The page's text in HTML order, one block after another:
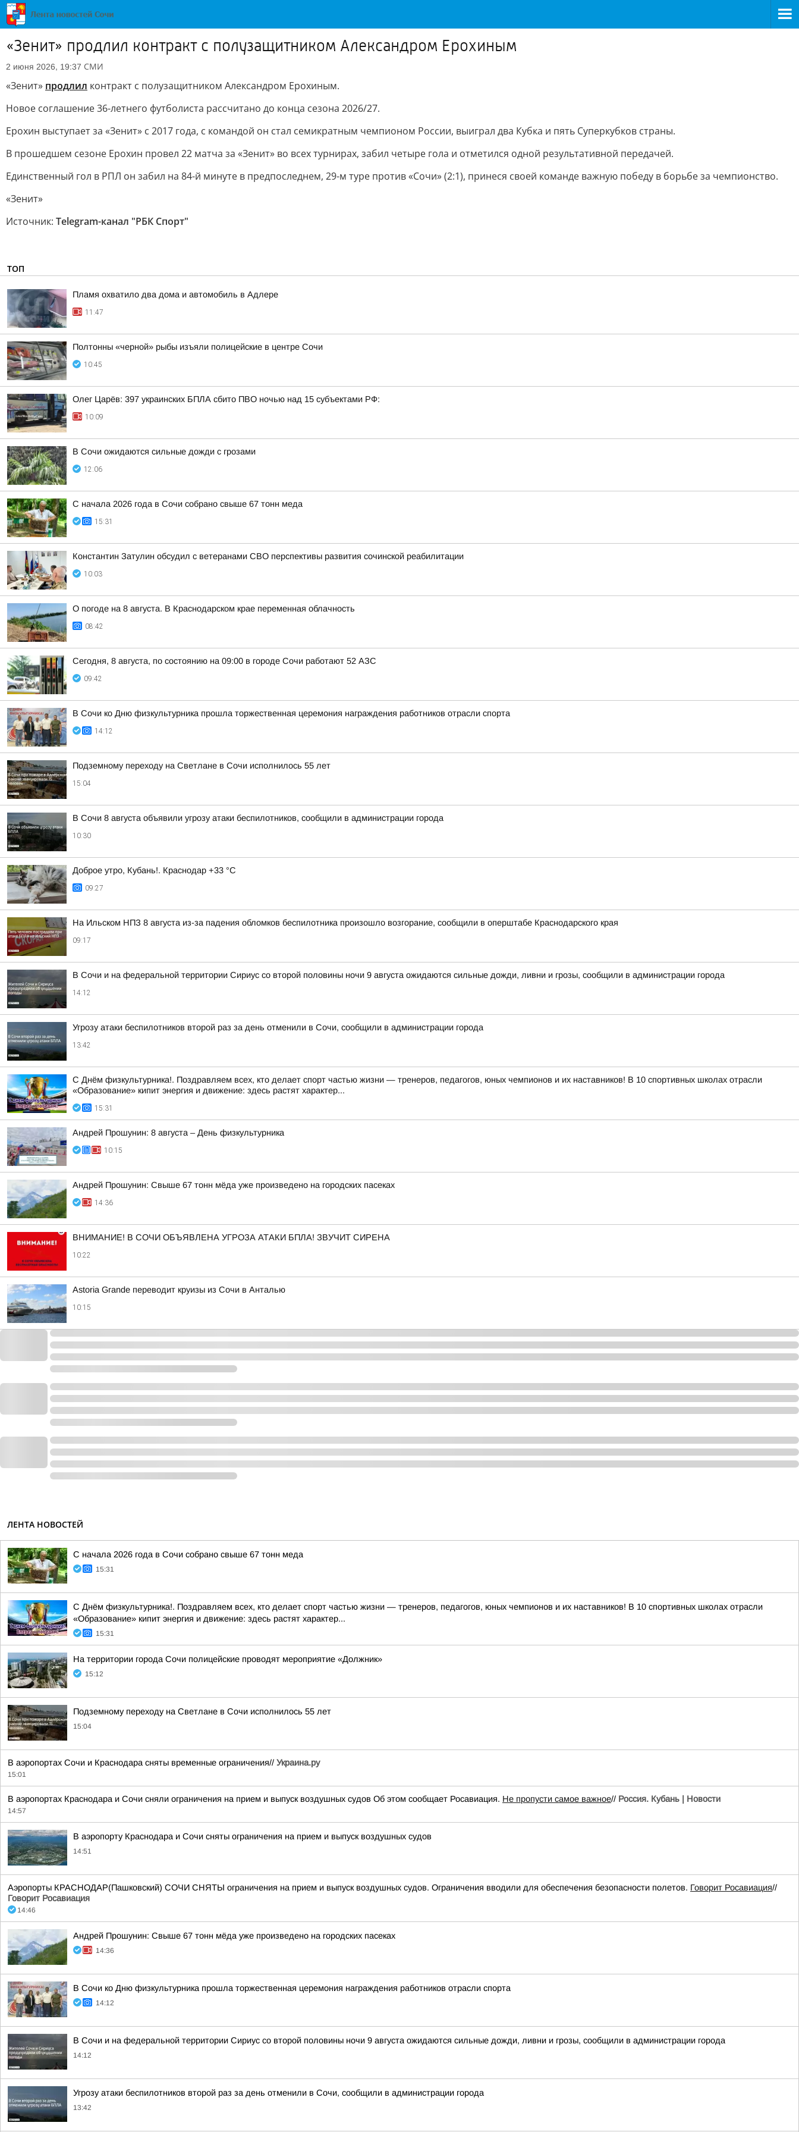
«Зенит» продлил контракт с полузащитником Александром Ерохиным
2 июня 2026, 19:37 СМИ
«Зенит» продлил контракт с полузащитником Александром Ерохиным.
Новое соглашение 36-летнего футболиста рассчитано до конца сезона 2026/27.
Ерохин выступает за «Зенит» с 2017 года, с командой он стал семикратным чемпионом России, выиграл два Кубка и пять Суперкубков страны.
В прошедшем сезоне Ерохин провел 22 матча за «Зенит» во всех турнирах, забил четыре гола и отметился одной результативной передачей.
Единственный гол в РПЛ он забил на 84-й минуте в предпоследнем, 29-м туре против «Сочи» (2:1), принеся своей команде важную победу в борьбе за чемпионство.
«Зенит»
Источник: Telegram-канал "РБК Спорт"
ТОП
Пламя охватило два дома и автомобиль в Адлере
11:47
Полтонны «черной» рыбы изъяли полицейские в центре Сочи
10:45
Олег Царёв: 397 украинских БПЛА сбито ПВО ночью над 15 субъектами РФ:
10:09
В Сочи ожидаются сильные дожди с грозами
12:06
С начала 2026 года в Сочи собрано свыше 67 тонн меда
15:31
Константин Затулин обсудил с ветеранами СВО перспективы развития сочинской реабилитации
10:03
О погоде на 8 августа. В Краснодарском крае переменная облачность
08:42
Сегодня, 8 августа, по состоянию на 09:00 в городе Сочи работают 52 АЗС
09:42
В Сочи ко Дню физкультурника прошла торжественная церемония награждения работников отрасли спорта
14:12
Подземному переходу на Светлане в Сочи исполнилось 55 лет
15:04
В Сочи 8 августа объявили угрозу атаки беспилотников, сообщили в администрации города
10:30
Доброе утро, Кубань!. Краснодар +33 °С
09:27
На Ильском НПЗ 8 августа из-за падения обломков беспилотника произошло возгорание, сообщили в оперштабе Краснодарского края
09:17
В Сочи и на федеральной территории Сириус со второй половины ночи 9 августа ожидаются сильные дожди, ливни и грозы, сообщили в администрации города
14:12
Угрозу атаки беспилотников второй раз за день отменили в Сочи, сообщили в администрации города
13:42
С Днём физкультурника!. Поздравляем всех, кто делает спорт частью жизни — тренеров, педагогов, юных чемпионов и их наставников! В 10 спортивных школах отрасли
«Образование» кипит энергия и движение: здесь растят характер...
15:31
Андрей Прошунин: 8 августа – День физкультурника
10:15
Андрей Прошунин: Свыше 67 тонн мёда уже произведено на городских пасеках
14:36
ВНИМАНИЕ! В СОЧИ ОБЪЯВЛЕНА УГРОЗА АТАКИ БПЛА! ЗВУЧИТ СИРЕНА
10:22
Astoria Grande переводит круизы из Сочи в Анталью
10:15
ЛЕНТА НОВОСТЕЙ
С начала 2026 года в Сочи собрано свыше 67 тонн меда
15:31
С Днём физкультурника!. Поздравляем всех, кто делает спорт частью жизни — тренеров, педагогов, юных чемпионов и их наставников! В 10 спортивных школах отрасли
«Образование» кипит энергия и движение: здесь растят характер...
15:31
На территории города Сочи полицейские проводят мероприятие «Должник»
15:12
Подземному переходу на Светлане в Сочи исполнилось 55 лет
15:04
В аэропортах Сочи и Краснодара сняты временные ограничения// Украина.ру
15:01
В аэропортах Краснодара и Сочи сняли ограничения на прием и выпуск воздушных судов Об этом сообщает Росавиация. Не пропусти самое важное// Россия. Кубань | Новости
14:57
В аэропорту Краснодара и Сочи сняты ограничения на прием и выпуск воздушных судов
14:51
Аэропорты КРАСНОДАР(Пашковский) СОЧИ СНЯТЫ ограничения на прием и выпуск воздушных судов. Ограничения вводили для обеспечения безопасности полетов. Говорит Росавиация//
Говорит Росавиация
14:46
Андрей Прошунин: Свыше 67 тонн мёда уже произведено на городских пасеках
14:36
В Сочи ко Дню физкультурника прошла торжественная церемония награждения работников отрасли спорта
14:12
В Сочи и на федеральной территории Сириус со второй половины ночи 9 августа ожидаются сильные дожди, ливни и грозы, сообщили в администрации города
14:12
Угрозу атаки беспилотников второй раз за день отменили в Сочи, сообщили в администрации города
13:42